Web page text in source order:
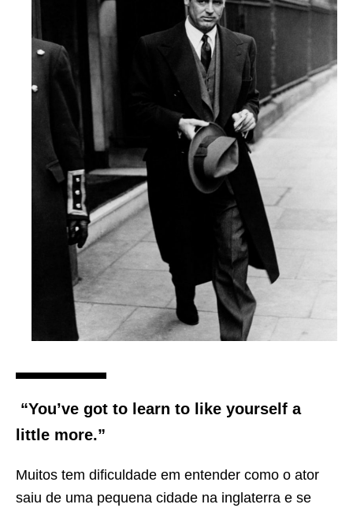
“You’ve got to learn to like yourself a
little more.”
Muitos tem dificuldade em entender como o ator
saiu de uma pequena cidade na inglaterra e se